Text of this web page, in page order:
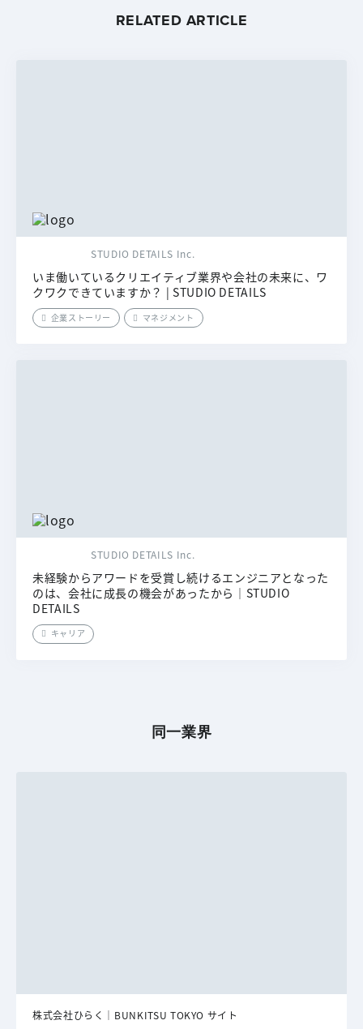
RELATED ARTICLE
STUDIO DETAILS Inc.
いま働いているクリエイティブ業界や会社の未来に、ワ
クワクできていますか？ | STUDIO DETAILS
企業ストーリー マネジメント
STUDIO DETAILS Inc.
未経験からアワードを受賞し続けるエンジニアとなった
のは、会社に成長の機会があったから｜STUDIO
DETAILS
キャリア
同一業界
株式会社ひらく｜BUNKITSU TOKYO サイト